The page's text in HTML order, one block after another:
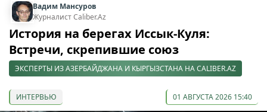
Вадим Мансуров
Журналист Caliber.Az
История на берегах Иссык-Куля:
Встречи, скрепившие союз
ЭКСПЕРТЫ ИЗ АЗЕРБАЙДЖАНА И КЫРГЫЗСТАНА НА CALIBER.AZ
ИНТЕРВЬЮ 01 АВГУСТА 2026 15:40